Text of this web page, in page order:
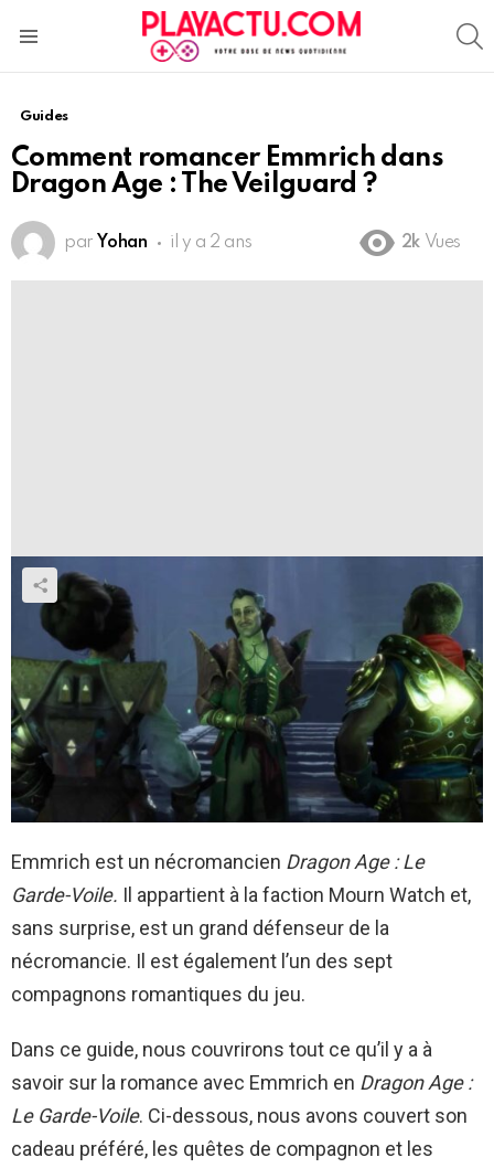
Guides
Comment romancer Emmrich dans
Dragon Age : The Veilguard ?
par Yohan il y a 2 ans 2k Vues
Emmrich est un nécromancien Dragon Age : Le
Garde-Voile. Il appartient à la faction Mourn Watch et,
sans surprise, est un grand défenseur de la
nécromancie. Il est également l’un des sept
compagnons romantiques du jeu.
Dans ce guide, nous couvrirons tout ce qu’il y a à
savoir sur la romance avec Emmrich en Dragon Age :
Le Garde-Voile. Ci-dessous, nous avons couvert son
cadeau préféré, les quêtes de compagnon et les